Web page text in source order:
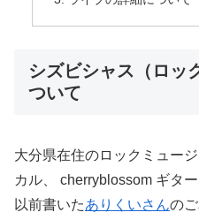
シズビシャス（ロッ
ついて
大分県在住のロックミュー
カル、 cherryblossom ギター
以前書いたありくいさんの